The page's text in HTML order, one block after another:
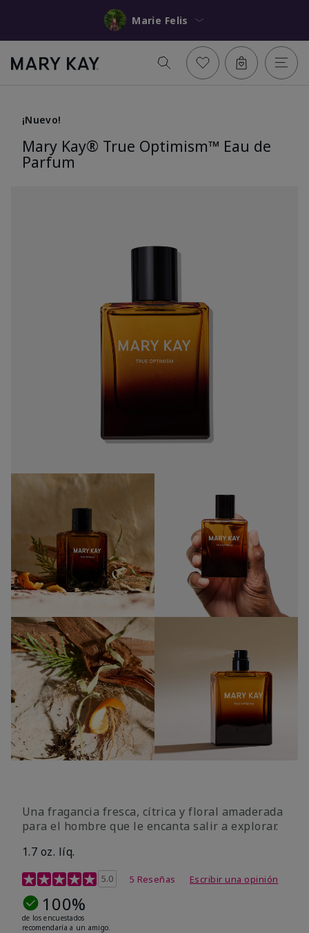
Marie Felis
¡Nuevo!
Mary Kay® True Optimism™ Eau de
Parfum
Una fragancia fresca, cítrica y floral amaderada
para el hombre que le encanta salir a explorar.
1.7 oz. líq.
Calificación de clientes de 3,4 de 5
5.0 5 Reseñas Escribir una opinión
100%
de los encuestados
recomendaría a un amigo.